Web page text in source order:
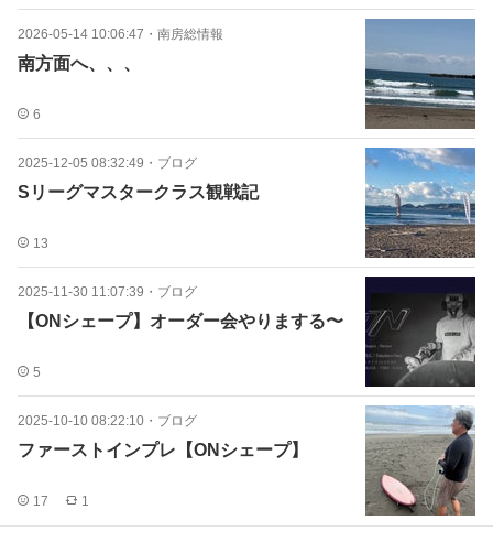
2026-05-14 10:06:47 ・ 南房総情報
南方面へ、、、
6
2025-12-05 08:32:49 ・ ブログ
Sリーグマスタークラス観戦記
13
2025-11-30 11:07:39 ・ ブログ
【ONシェープ】オーダー会やりまする〜
5
2025-10-10 08:22:10 ・ ブログ
ファーストインプレ【ONシェープ】
17 1